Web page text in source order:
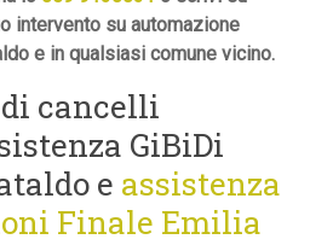
intervento su automazione
e in qualsiasi comune vicino.
cancelli
GiBiDi
e assistenza
Finale Emilia